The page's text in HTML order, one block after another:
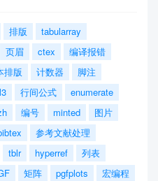
排版
tabularray
页眉 ctex
编译报错
排版 计数器
脚注
行间公式
enumerate
编号 minted
图片
参考文献处理
tblr hyperref
列表
矩阵 pgfplots
宏编程